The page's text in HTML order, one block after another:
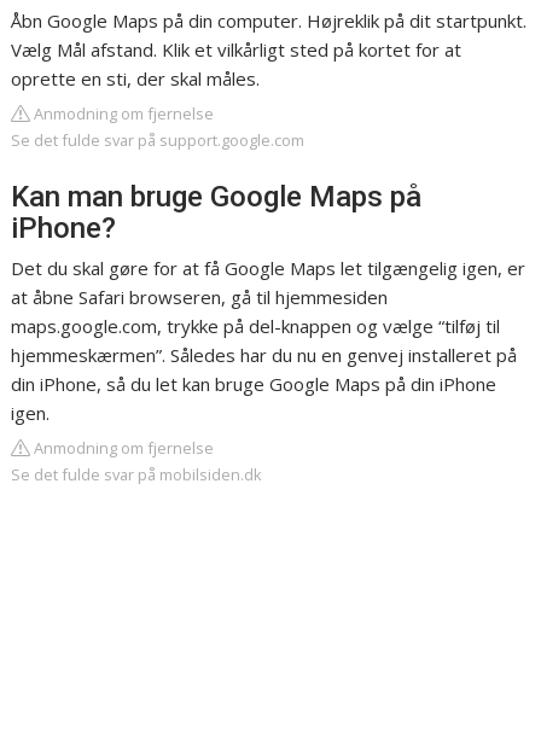
Åbn Google Maps på din computer. Højreklik på dit startpunkt.
Vælg Mål afstand. Klik et vilkårligt sted på kortet for at
oprette en sti, der skal måles.
Anmodning om fjernelse
Se det fulde svar på support.google.com
Kan man bruge Google Maps på
iPhone?
Det du skal gøre for at få Google Maps let tilgængelig igen, er
at åbne Safari browseren, gå til hjemmesiden
maps.google.com, trykke på del-knappen og vælge “tilføj til
hjemmeskærmen”. Således har du nu en genvej installeret på
din iPhone, så du let kan bruge Google Maps på din iPhone
igen.
Anmodning om fjernelse
Se det fulde svar på mobilsiden.dk